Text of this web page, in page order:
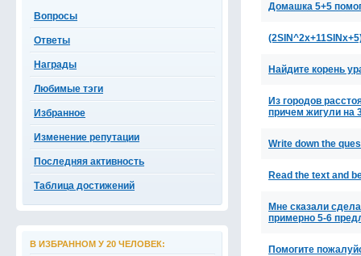
Вопросы
Ответы
Награды
Любимые тэги
Избранное
Изменение репутации
Последняя активность
Таблица достижений
В ИЗБРАННОМ У 20 ЧЕЛОВЕК:
Домашка 5+5
Найдите корень
Из городов
причем жигули на
Write down the
Read the text and
Мне сказали
примерно 5-6
Помогите